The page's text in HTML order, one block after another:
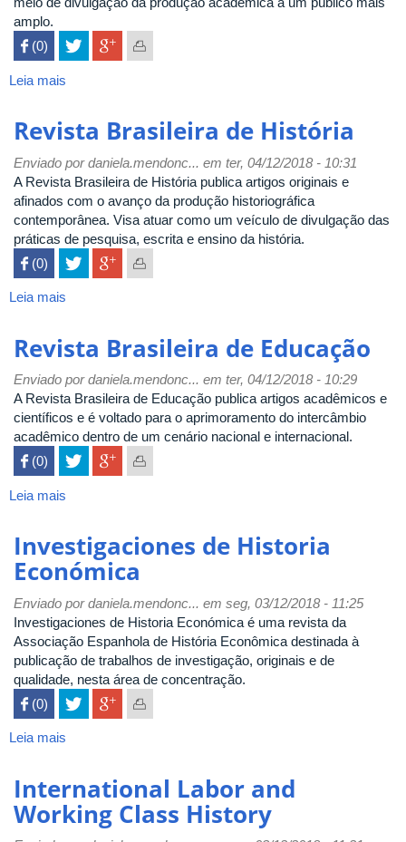
amplo.
 (0)
Leia mais
História
Paulo)
Revista Brasileira de História
Enviado pordaniela.mendonc... em ter, 04/12/2018 - 10:31
A Revista Brasileira de História publica artigos originais e
afinados com o avanço da produção historiográfica
contemporânea. Visa atuar como um veículo de divulgação das
práticas de pesquisa, escrita e ensino da história.
 (0)
Leia mais
de
História
Revista Brasileira de Educação
Enviado pordaniela.mendonc... em ter, 04/12/2018 - 10:29
A Revista Brasileira de Educação publica artigos acadêmicos e
científicos e é voltado para o aprimoramento do intercâmbio
acadêmico dentro de um cenário nacional e internacional.
 (0)
Leia mais
Brasileira
de
Educação
Investigaciones de Historia
Económica
Enviado pordaniela.mendonc... em seg, 03/12/2018 - 11:25
Investigaciones de Historia Económica é uma revista da
Associação Espanhola de História Econômica destinada à
publicação de trabalhos de investigação, originais e de
qualidade, nesta área de concentração.
 (0)
Leia mais
Historia
Económica
International Labor and
Working Class History